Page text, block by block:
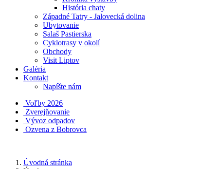
História chaty
Západné Tatry - Jalovecká dolina
Ubytovanie
Salaš Pastierska
Cyklotrasy v okolí
Obchody
Visit Liptov
Galéria
Kontakt
Napíšte nám
Voľby 2026
Zverejňovanie
Vývoz odpadov
Ozvena z Bobrovca
Úvodná stránka